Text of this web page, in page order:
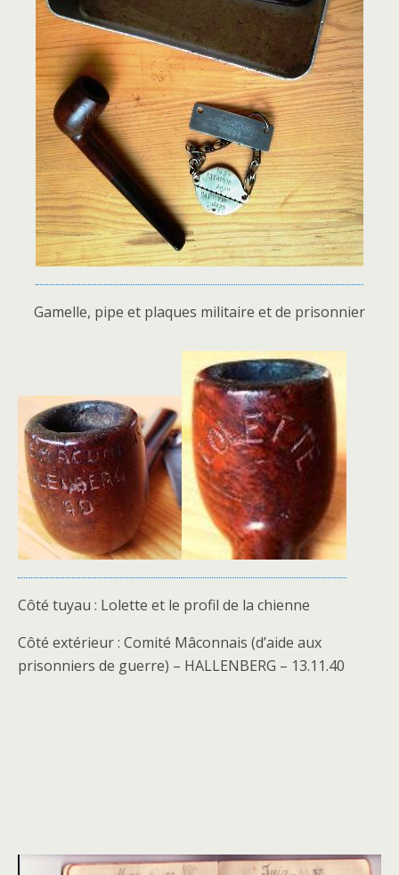
Gamelle, pipe et plaques militaire et de prisonnier
Côté tuyau : Lolette et le profil de la chienne
Côté extérieur : Comité Mâconnais (d’aide aux
prisonniers de guerre) – HALLENBERG – 13.11.40